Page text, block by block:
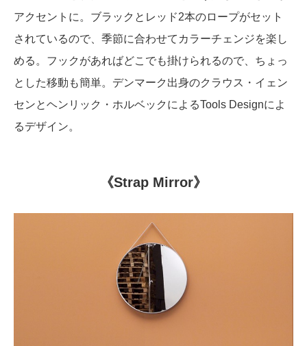
アクセントに。ブラックとレッド2本のロープがセット
されているので、季節に合わせてカラーチェンジを楽し
める。フックがあればどこでも掛けられるので、ちょっ
とした移動も簡単。デンマーク出身のクラウス・イェン
センとヘンリック・ホルベックによるTools Designによ
るデザイン。
《Strap Mirror》